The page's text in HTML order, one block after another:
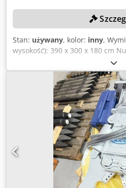
Stan: używany, kolor: inny,
wysokość): 390 x 300 x 180 cm
Długość obrabianego elementu:
robocza: 1000 mm Wymiary
wysokość): 3900 x 3000 x 1800